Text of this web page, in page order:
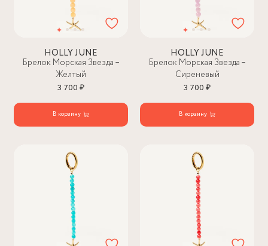
HOLLY JUNE
Брелок Морская Звезда –
Желтый
3 700 ₽
В корзину
HOLLY JUNE
Брелок Морская Звезда –
Сиреневый
3 700 ₽
В корзину